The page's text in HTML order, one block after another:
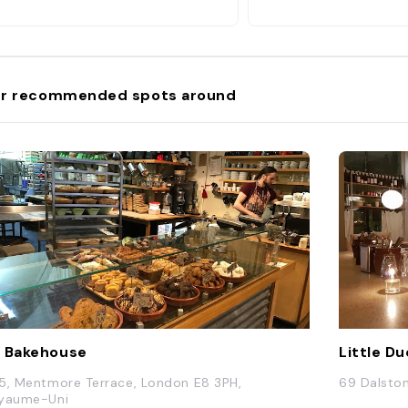
recommended spots around
Bakehouse
Mentmore Terrace, London E8 3PH,
Uni
Little
69